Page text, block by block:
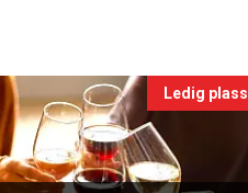
Ledig plass